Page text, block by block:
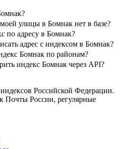
улицы в Бомнак нет в базе?
по адресу в Бомнак?
адрес с индексом в Бомнак?
Бомнак по районам?
индекс Бомнак через API?
Российской Федерации.
Почты России, регулярные